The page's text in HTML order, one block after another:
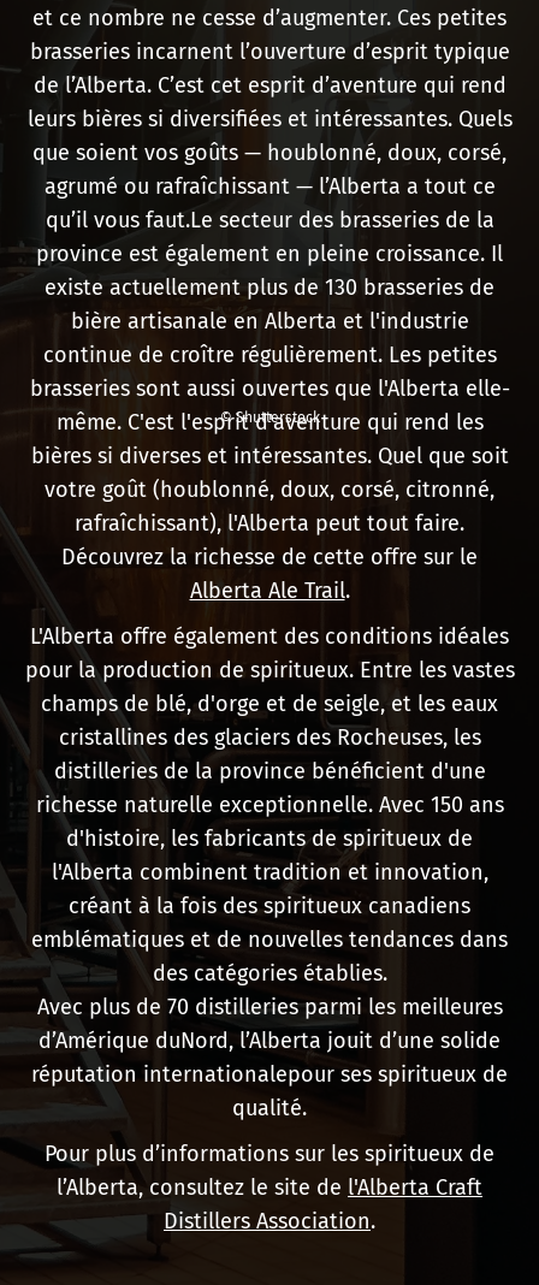
et ce nombre ne cesse d’augmenter. Ces petites
brasseries incarnent l’ouverture d’esprit typique
de l’Alberta. C’est cet esprit d’aventure qui rend
leurs bières si diversifiées et intéressantes. Quels
que soient vos goûts — houblonné, doux, corsé,
agrumé ou rafraîchissant — l’Alberta a tout ce
qu’il vous faut.Le secteur des brasseries de la
province est également en pleine croissance. Il
existe actuellement plus de 130 brasseries de
bière artisanale en Alberta et l'industrie
continue de croître régulièrement. Les petites
brasseries sont aussi ouvertes que l'Alberta elle-
même. C'est l'esprit d'aventure qui rend les
bières si diverses et intéressantes. Quel que soit
votre goût (houblonné, doux, corsé, citronné,
rafraîchissant), l'Alberta peut tout faire.
Découvrez la richesse de cette offre sur le
Alberta Ale Trail.
L'Alberta offre également des conditions idéales
pour la production de spiritueux. Entre les vastes
champs de blé, d'orge et de seigle, et les eaux
cristallines des glaciers des Rocheuses, les
distilleries de la province bénéficient d'une
richesse naturelle exceptionnelle. Avec 150 ans
d'histoire, les fabricants de spiritueux de
l'Alberta combinent tradition et innovation,
créant à la fois des spiritueux canadiens
emblématiques et de nouvelles tendances dans
des catégories établies.
Avec plus de 70 distilleries parmi les meilleures
d’Amérique duNord, l’Alberta jouit d’une solide
réputation internationalepour ses spiritueux de
qualité.
Pour plus d’informations sur les spiritueux de
l’Alberta, consultez le site de l'Alberta Craft
Distillers Association.
© Shutterstock